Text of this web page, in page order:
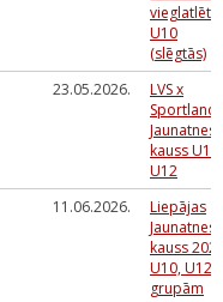
U10
(slēgtās)
23.05.2026.
LVS x
Sportland
Jaunatnes
kauss U10,
U12
11.06.2026.
Liepājas
Jaunatnes
kauss
U10, U12
grupām